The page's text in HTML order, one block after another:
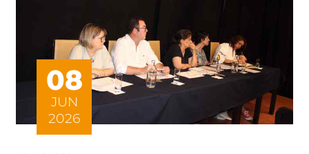
08
JUN
2026